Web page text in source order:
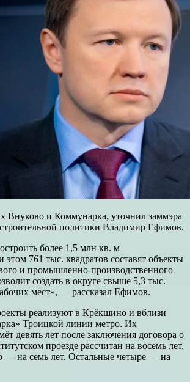
Внуково и Коммунарка, уточнил заммэра
политики Владимир Ефимов.
более 1,5 млн кв. м
761 тыс. квадратов составят объекты
и промышленно-производственного
создать в округе свыше 5,3 тыс.
мест», — рассказал Ефимов.
реализуют в Крёкшино и вблизи
Троицкой линии метро. Их
девять лет после заключения договора о
проезде рассчитан на восемь лет,
— на семь лет. Остальные четыре — на